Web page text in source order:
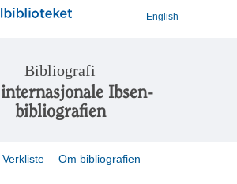
English
Bibliografi
Ibsen-
bibliografien
Verkliste Om bibliografien